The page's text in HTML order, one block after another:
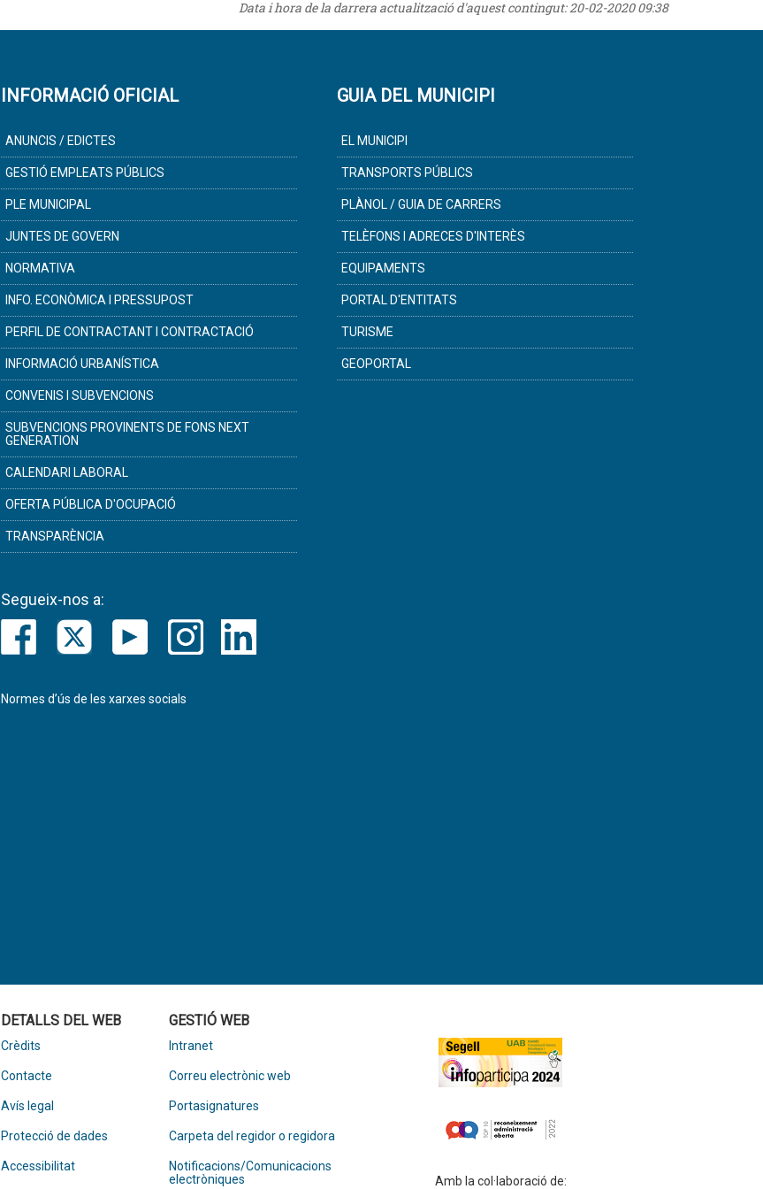
Data i hora de la darrera actualització d'aquest contingut:20-02-2020 09:38
INFORMACIÓ OFICIAL
ANUNCIS / EDICTES
GESTIÓ EMPLEATS PÚBLICS
PLE MUNICIPAL
JUNTES DE GOVERN
NORMATIVA
INFO. ECONÒMICA I PRESSUPOST
PERFIL DE CONTRACTANT I CONTRACTACIÓ
INFORMACIÓ URBANÍSTICA
CONVENIS I SUBVENCIONS
SUBVENCIONS PROVINENTS DE FONS NEXT
GENERATION
CALENDARI LABORAL
OFERTA PÚBLICA D'OCUPACIÓ
TRANSPARÈNCIA
GUIA DEL MUNICIPI
EL MUNICIPI
TRANSPORTS PÚBLICS
PLÀNOL / GUIA DE CARRERS
TELÈFONS I ADRECES D'INTERÈS
EQUIPAMENTS
PORTAL D'ENTITATS
TURISME
GEOPORTAL
Segueix-nos a:
Normes d’ús de les xarxes socials
DETALLS DEL WEB
Crèdits
Contacte
Avís legal
Protecció de dades
Accessibilitat
GESTIÓ WEB
Intranet
Correu electrònic web
Portasignatures
Carpeta del regidor o regidora
Notificacions/Comunicacions
electròniques
Amb la col·laboració de: